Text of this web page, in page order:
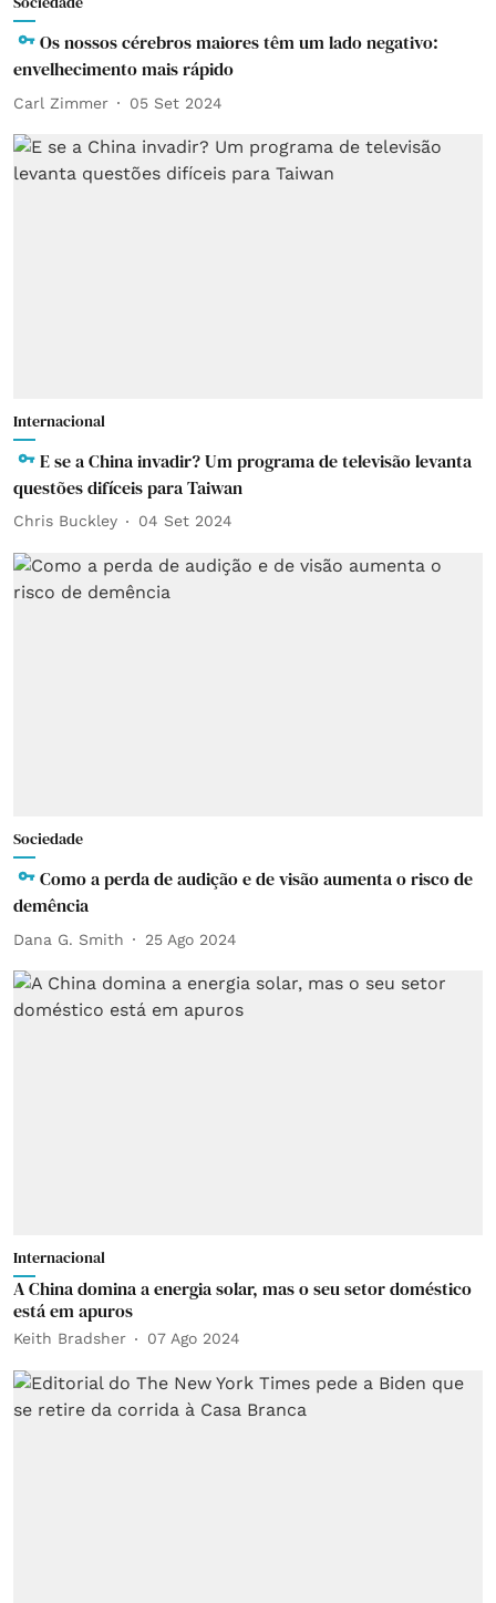
Os nossos cérebros maiores têm um lado negativo:
envelhecimento mais rápido
Carl Zimmer 05 Set 2024
Internacional
E se a China invadir? Um programa de televisão levanta
questões difíceis para Taiwan
Chris Buckley 04 Set 2024
Sociedade
Como a perda de audição e de visão aumenta o risco de
demência
Dana G. Smith 25 Ago 2024
Internacional
A China domina a energia solar, mas o seu setor doméstico
está em apuros
Keith Bradsher 07 Ago 2024